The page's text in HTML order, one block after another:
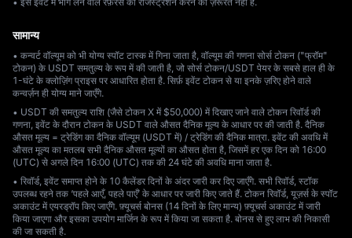
सामान्य
• कन्वर्ट वॉल्यूम को भी योग्य स्पॉट टास्क में गिना जाता है, वॉल्यूम की गणना सोर्स टोकन ("फ्रॉम"
टोकन) के USDT समतुल्य के रूप में की जाती है, जो सोर्स टोकन/USDT पेयर के सबसे हाल ही के
1-घंटे के क्लोज़िंग प्राइस पर आधारित होता है. सिर्फ़ इवेंट टोकन से या इनके ज़रिए होने वाले
कन्वर्ज़न ही योग्य माने जाएँगे.
• USDT की समतुल्य राशि (जैसे टोकन X में $50,000) में दिखाए जाने वाले टोकन रिवॉर्ड की
गणना, इवेंट के दौरान टोकन के USDT वाले औसत दैनिक मूल्य के आधार पर की जाती है. दैनिक
औसत मूल्य = ट्रेडिंग का दैनिक वॉल्यूम (USDT में) / ट्रेडिंग की दैनिक मात्रा. इवेंट की अवधि में
औसत मूल्य का मतलब सभी दैनिक औसत मूल्यों का औसत होता है, जिसमें हर एक दिन को 16:00
(UTC) से अगले दिन 16:00 (UTC) तक की 24 घंटे की अवधि माना जाता है.
• रिवॉर्ड, इवेंट समाप्त होने के 10 कैलेंडर दिनों के अंदर जारी कर दिए जाएँगे. सभी रिवॉर्ड, स्टॉक
उपलब्ध रहने तक ‘पहले आएँ, पहले पाएँ’ के आधार पर जारी किए जाते हैं. टोकन रिवॉर्ड, यूज़र्स के स्पॉट
अकाउंट में एयरड्रॉप किए जाएँगे. फ़्यूचर्स बोनस (14 दिनों के लिए मान्य) फ़्यूचर्स अकाउंट में जारी
किया जाएगा और इसका उपयोग मार्जिन के रूप में किया जा सकता है. बोनस से हुए लाभ की निकासी
की जा सकती है.